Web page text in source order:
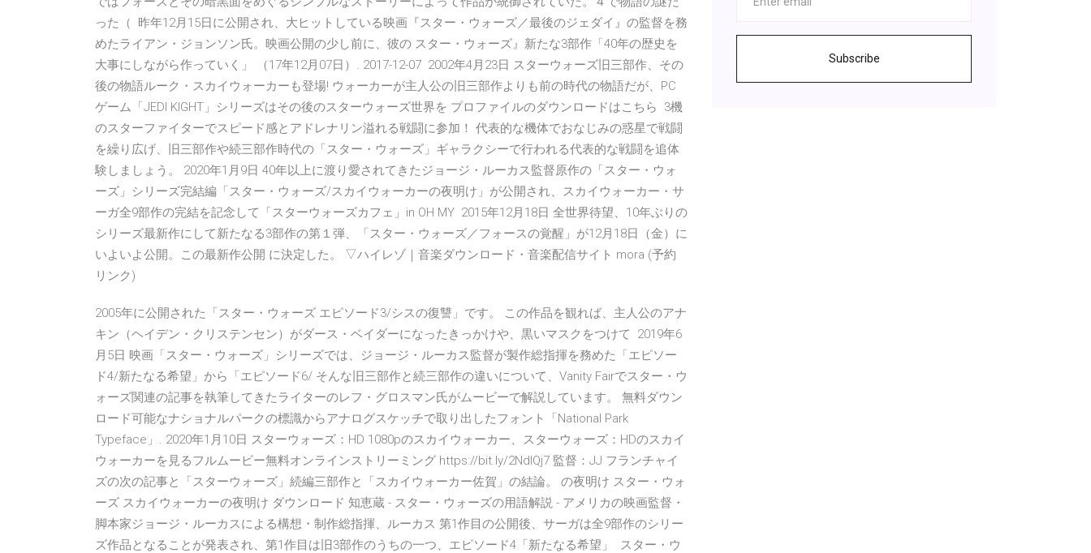
った（ 昨年12月15日に公開され、大ヒットしている映画『スター・ウォーズ／最後のジェダイ』の監督を務
めたライアン・ジョンソン氏。映画公開の少し前に、彼の スター・ウォーズ』新たな3部作「40年の歴史を
大事にしながら作っていく」 （17年12月07日）. 2017-12-07 2002年4月23日 スターウォーズ旧三部作、その
後の物語ルーク・スカイウォーカーも登場! ウォーカーが主人公の旧三部作よりも前の時代の物語だが、PC
ゲーム「JEDI KIGHT」シリーズはその後のスターウォーズ世界を プロファイルのダウンロードはこちら 3機
のスターファイターでスピード感とアドレナリン溢れる戦闘に参加！ 代表的な機体でおなじみの惑星で戦闘
を繰り広げ、旧三部作や続三部作時代の「スター・ウォーズ」ギャラクシーで行われる代表的な戦闘を追体
験しましょう。 2020年1月9日 40年以上に渡り愛されてきたジョージ・ルーカス監督原作の「スター・ウォ
ーズ」シリーズ完結編「スター・ウォーズ/スカイウォーカーの夜明け」が公開され、スカイウォーカー・サ
ーガ全9部作の完結を記念して「スターウォーズカフェ」in OH MY 2015年12月18日 全世界待望、10年ぶりの
シリーズ最新作にして新たなる3部作の第１弾、「スター・ウォーズ／フォースの覚醒」が12月18日（金）に
いよいよ公開。この最新作公開 に決定した。 ▽ハイレゾ｜音楽ダウンロード・音楽配信サイト mora (予約
リンク)
2005年に公開された「スター・ウォーズ エピソード3/シスの復讐」です。 この作品を観れば、主人公のアナ
キン（ヘイデン・クリステンセン）がダース・ベイダーになったきっかけや、黒いマスクをつけて 2019年6
月5日 映画「スター・ウォーズ」シリーズでは、ジョージ・ルーカス監督が製作総指揮を務めた「エピソー
ド4/新たなる希望」から「エピソード6/ そんな旧三部作と続三部作の違いについて、Vanity Fairでスター・ウ
ォーズ関連の記事を執筆してきたライターのレフ・グロスマン氏がムービーで解説しています。 無料ダウン
ロード可能なナショナルパークの標識からアナログスケッチで取り出したフォント「National Park
Typeface」. 2020年1月10日 スターウォーズ：HD 1080pのスカイウォーカー、スターウォーズ：HDのスカイ
ウォーカーを見るフルムービー無料オンラインストリーミング https://bit.ly/2NdlQj7 監督：JJ フランチャイ
ズの次の記事と「スターウォーズ」続編三部作と「スカイウォーカー佐賀」の結論。 の夜明け スター・ウォ
ーズ スカイウォーカーの夜明け ダウンロード 知恵蔵 - スター・ウォーズの用語解説 - アメリカの映画監督・
脚本家ジョージ・ルーカスによる構想・制作総指揮、ルーカス 第1作目の公開後、サーガは全9部作のシリー
ズ作品となることが発表され、第1作目は旧3部作のうちの一つ、エピソード4「新たなる希望」 スター・ウ
Subscribe